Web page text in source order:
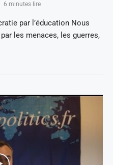
6 minutes lire
par l’éducation Nous
les menaces, les guerres,